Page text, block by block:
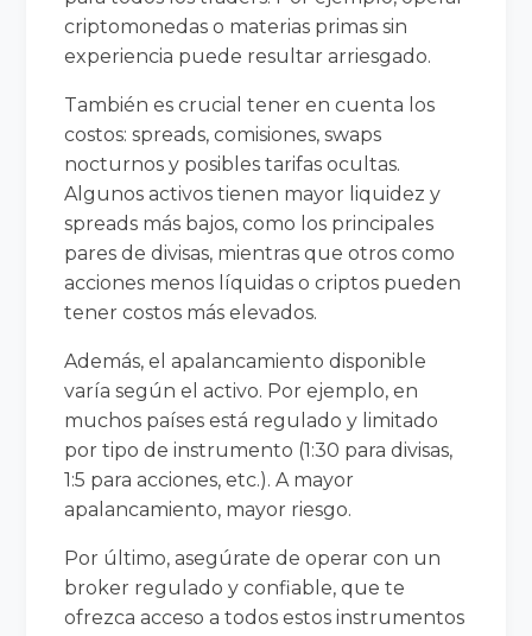
criptomonedas o materias primas sin
experiencia puede resultar arriesgado.
También es crucial tener en cuenta los
costos: spreads, comisiones, swaps
nocturnos y posibles tarifas ocultas.
Algunos activos tienen mayor liquidez y
spreads más bajos, como los principales
pares de divisas, mientras que otros como
acciones menos líquidas o criptos pueden
tener costos más elevados.
Además, el apalancamiento disponible
varía según el activo. Por ejemplo, en
muchos países está regulado y limitado
por tipo de instrumento (1:30 para divisas,
1:5 para acciones, etc.). A mayor
apalancamiento, mayor riesgo.
Por último, asegúrate de operar con un
broker regulado y confiable, que te
ofrezca acceso a todos estos instrumentos